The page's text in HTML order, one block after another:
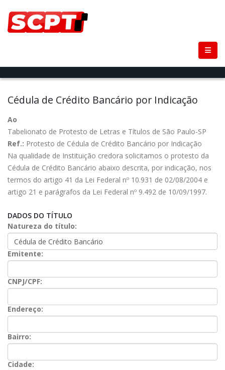
Cédula de Crédito Bancário por Indicação
Ao
Tabelionato de Protesto de Letras e Títulos de São Paulo-SP
Ref.: Protesto de Cédula de Crédito Bancário por Indicação
Na qualidade de Instituição credora solicitamos o protesto da
Cédula de Crédito Bancário abaixo descrita, por indicação, nos
termos do artigo 41 da Lei Federal nº 10.931 de 02/08/2004 e
artigo 21 e parágrafos da Lei Federal nº 9.492 de 10/09/1997.
DADOS DO TÍTULO
Natureza do título:
Emitente:
CNPJ/CPF:
Endereço:
Bairro:
Cidade: